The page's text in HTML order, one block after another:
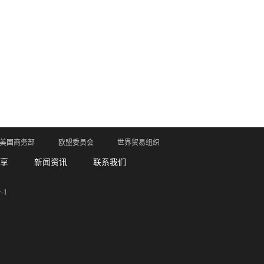
新闻资讯 联系我们
1
美国商务部 欧盟委员会 世界贸易组织